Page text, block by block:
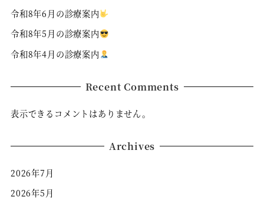
令和8年6月の診療案内
令和8年5月の診療案内
令和8年4月の診療案内
Recent Comments
表示できるコメントはありません。
Archives
2026年7月
2026年5月